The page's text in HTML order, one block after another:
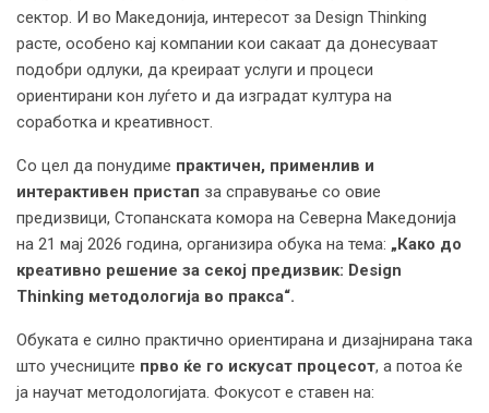
сектор. И во Македонија, интересот за Design Thinking
расте, особено кај компании кои сакаат да донесуваат
подобри одлуки, да креираат услуги и процеси
ориентирани кон луѓето и да изградат култура на
соработка и креативност.
Со цел да понудиме практичен, применлив и
интерактивен пристап за справување со овие
предизвици, Стопанската комора на Северна Македонија
на 21 мај 2026 година, организира обука на тема: „Како до
креативно решение за секој предизвик: Design
Thinking методологија во пракса“.
Обуката е силно практично ориентирана и дизајнирана така
што учесниците прво ќе го искусат процесот, а потоа ќе
ја научат методологијата. Фокусот е ставен на: